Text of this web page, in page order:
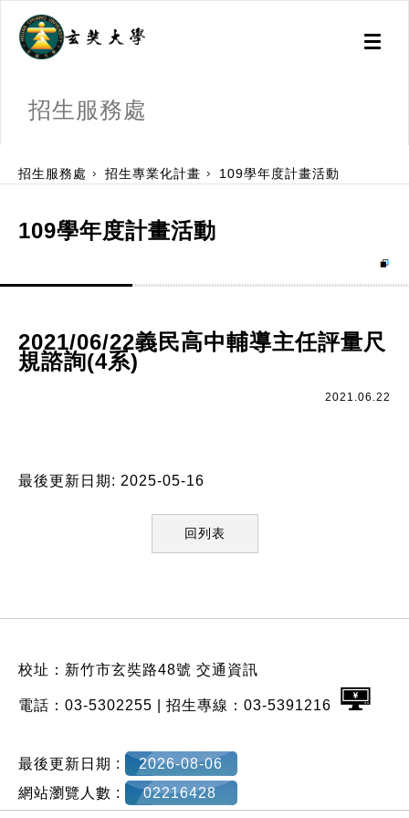
Toggle
招生服務處
招生服務處
招生專業化計畫 109學年度計畫活動
109學年度計畫活動
2021/06/22義民高中輔導主任評量尺
規諮詢(4系)
2021.06.22
最後更新日期: 2025-05-16
回列表
校址：新竹市玄奘路48號 交通資訊
電話：03-5302255 | 招生專線：03-5391216
最後更新日期 :
2026-08-06
網站瀏覽人數 :
02216428